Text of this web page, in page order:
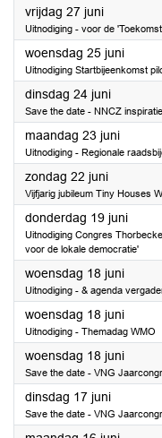
vrijdag 27 juni2025
Uitnodiging - voor de
woensdag 25 juni2025
Uitnodiging Startbijeenkomst
dinsdag 24 juni2025
Save the date - NNCZ
maandag 23 juni2025
Uitnodiging - Regionale
zondag 22 juni2025
Vijfjarig jubileum Tiny Houses
donderdag 19 juni2025
Uitnodiging Congres
voor de lokale democratie'
woensdag 18 juni2025
Uitnodiging - & agenda
woensdag 18 juni2025
Uitnodiging - Themadag WMO
woensdag 18 juni2025
Save the date - VNG
dinsdag 17 juni2025
Save the date - VNG